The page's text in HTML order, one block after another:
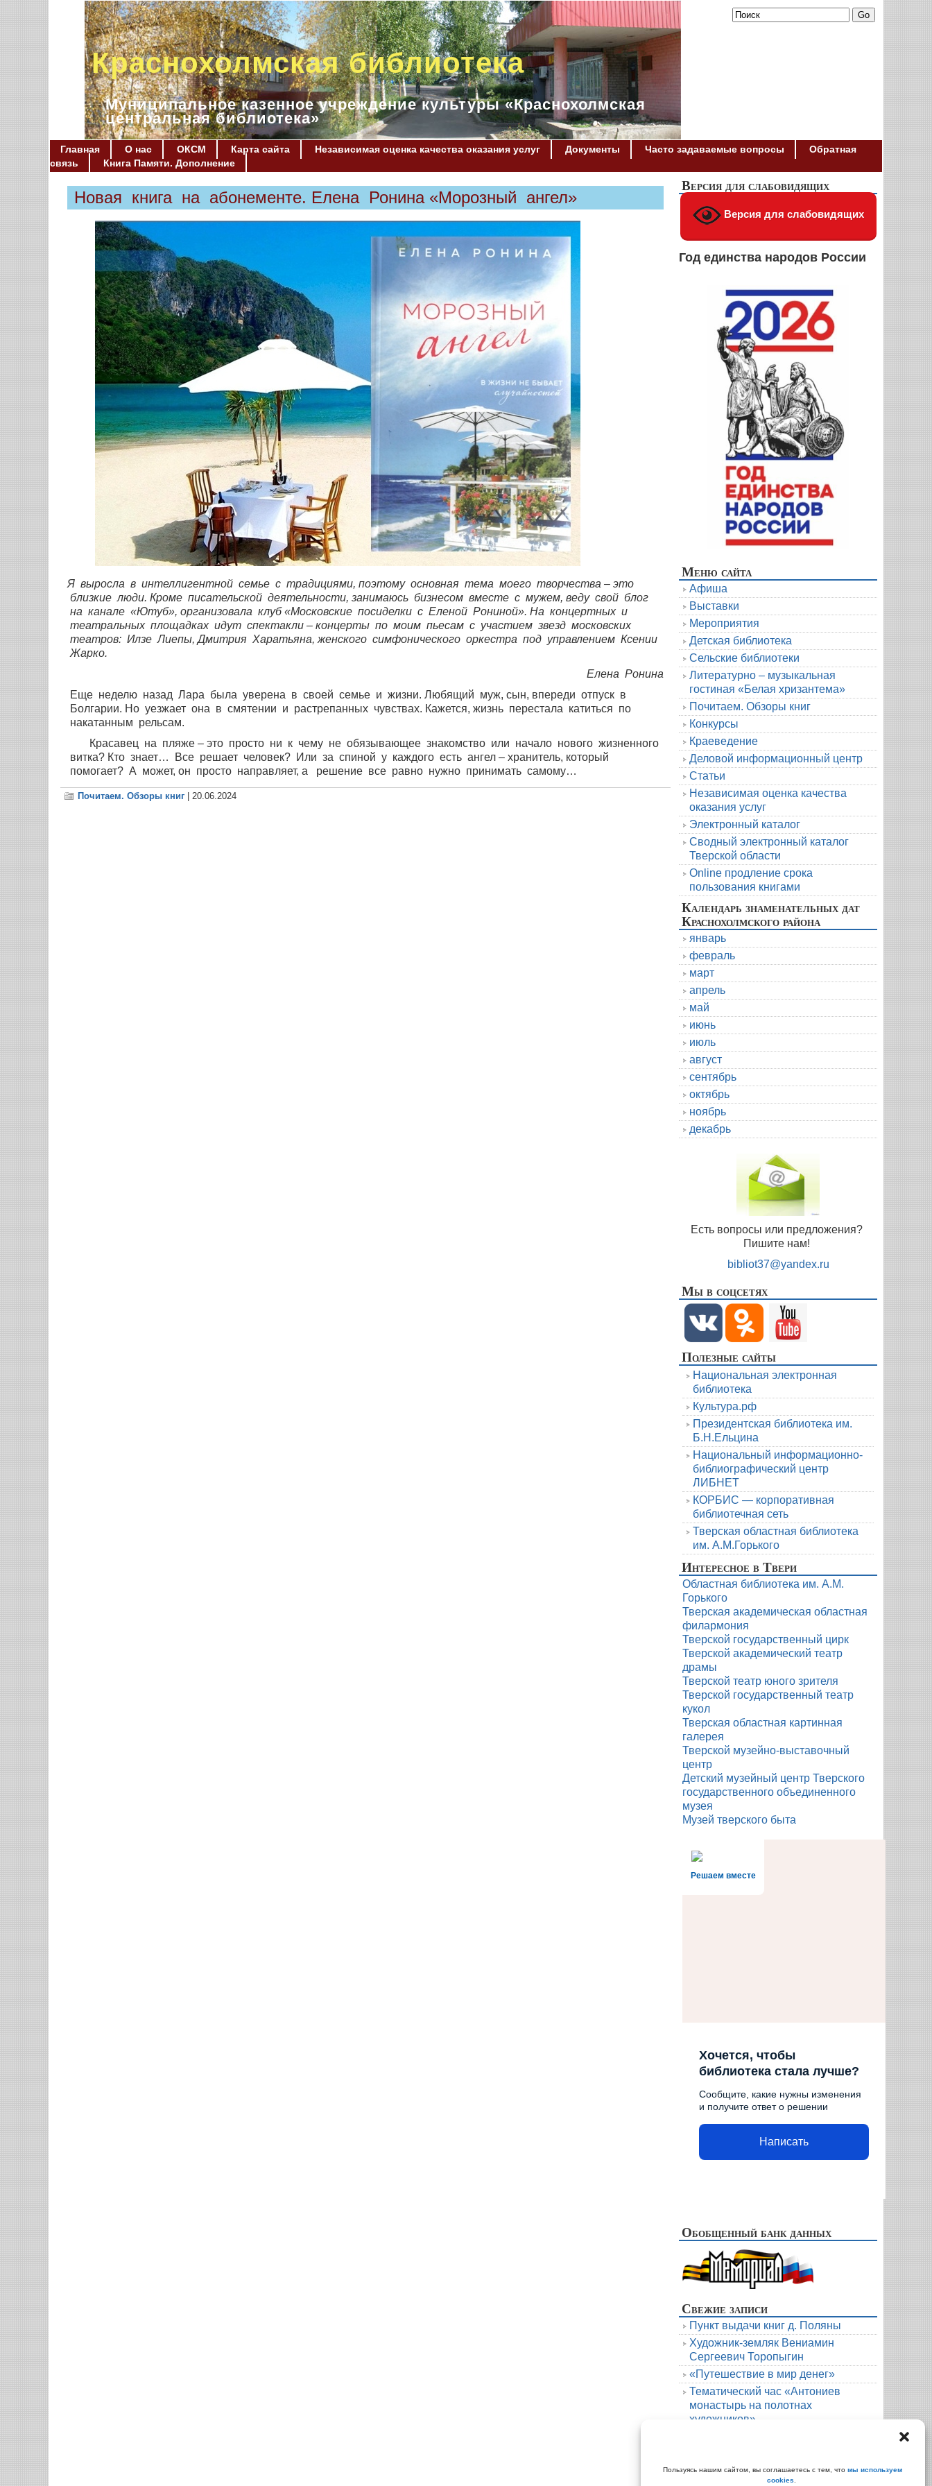
Пользуясь нашим сайтом, вы соглашаетесь с тем, что мы используем
cookies
Краснохолмская библиотека
Муниципальное казенное учреждение культуры «Краснохолмская
центральная библиотека»
Главная О нас ОКСМ Карта сайта Независимая оценка качества оказания услуг Документы Часто задаваемые вопросы
Обратная
связь
Книга Памяти. Дополнение
Новая книга на абонементе. Елена Ронина «Морозный ангел»
Я выросла в интеллигентной семье с традициями, поэтому основная тема моего творчества – это
близкие люди. Кроме писательской деятельности, занимаюсь бизнесом вместе с мужем, веду свой блог
на канале «Ютуб», организовала клуб «Московские посиделки с Еленой Рониной». На концертных и
театральных площадках идут спектакли – концерты по моим пьесам с участием звезд московских
театров: Илзе Лиепы, Дмитрия Харатьяна, женского симфонического оркестра под управлением Ксении
Жарко.
Елена Ронина
Еще неделю назад Лара была уверена в своей семье и жизни. Любящий муж, сын, впереди отпуск в
Болгарии. Но уезжает она в смятении и растрепанных чувствах. Кажется, жизнь перестала катиться по
накатанным рельсам.
Красавец на пляже – это просто ни к чему не обязывающее знакомство или начало нового жизненного
витка? Кто знает… Все решает человек? Или за спиной у каждого есть ангел – хранитель, который
помогает? А может, он просто направляет, а решение все равно нужно принимать самому…
Почитаем. Обзоры книг | 20.06.2024
Версия для слабовидящих
Версия для слабовидящих
Год единства народов России
Меню сайта
Афиша
Выставки
Мероприятия
Детская библиотека
Сельские библиотеки
Литературно – музыкальная
гостиная «Белая хризантема»
Почитаем. Обзоры книг
Конкурсы
Краеведение
Деловой информационный центр
Статьи
Независимая оценка качества
оказания услуг
Электронный каталог
Сводный электронный каталог
Тверской области
Online продление срока
пользования книгами
Календарь знаменательных дат
Краснохолмского района
январь
февраль
март
апрель
май
июнь
июль
август
сентябрь
октябрь
ноябрь
декабрь
Есть вопросы или предложения?
Пишите нам!
bibliot37@yandex.ru
Мы в соцсетях
Полезные сайты
Национальная электронная
библиотека
Культура.рф
Президентская библиотека им.
Б.Н.Ельцина
Национальный информационно-
библиографический центр
ЛИБНЕТ
КОРБИС — корпоративная
библиотечная сеть
Тверская областная библиотека
им. А.М.Горького
Интересное в Твери
Областная библиотека им. А.М.
Горького
Тверская академическая областная
филармония
Тверской государственный цирк
Тверской академический театр
драмы
Тверской театр юного зрителя
Тверской государственный театр
кукол
Тверская областная картинная
галерея
Тверской музейно-выставочный
центр
Детский музейный центр Тверского
государственного объединенного
музея
Музей тверского быта
Решаем вместе
Хочется, чтобы
библиотека стала лучше?
Сообщите, какие нужны изменения
и получите ответ о решении
Написать
Обобщенный банк данных
Свежие записи
Пункт выдачи книг д. Поляны
Художник-земляк Вениамин
Сергеевич Торопыгин
«Путешествие в мир денег»
Тематический час «Антониев
монастырь на полотнах
художников»
Архивы